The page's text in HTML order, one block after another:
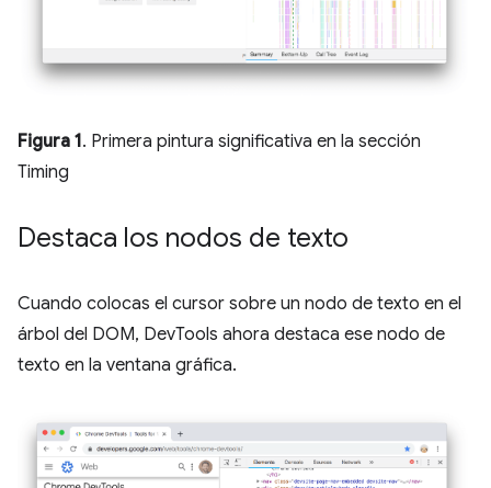
Figura 1. Primera pintura significativa en la sección
Timing
Destaca los nodos de texto
Cuando colocas el cursor sobre un nodo de texto en el
árbol del DOM, DevTools ahora destaca ese nodo de
texto en la ventana gráfica.